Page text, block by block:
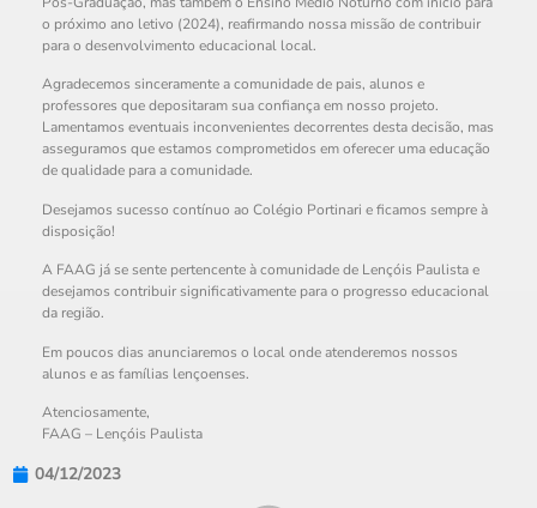
o próximo ano letivo (2024), reafirmando nossa missão de contribuir
para o desenvolvimento educacional local.
Agradecemos sinceramente a comunidade de pais, alunos e
professores que depositaram sua confiança em nosso projeto.
Lamentamos eventuais inconvenientes decorrentes desta decisão, mas
asseguramos que estamos comprometidos em oferecer uma educação
de qualidade para a comunidade.
Desejamos sucesso contínuo ao Colégio Portinari e ficamos sempre à
disposição!
A FAAG já se sente pertencente à comunidade de Lençóis Paulista e
desejamos contribuir significativamente para o progresso educacional
da região.
Em poucos dias anunciaremos o local onde atenderemos nossos
alunos e as famílias lençoenses.
Atenciosamente,
FAAG – Lençóis Paulista
04/12/2023